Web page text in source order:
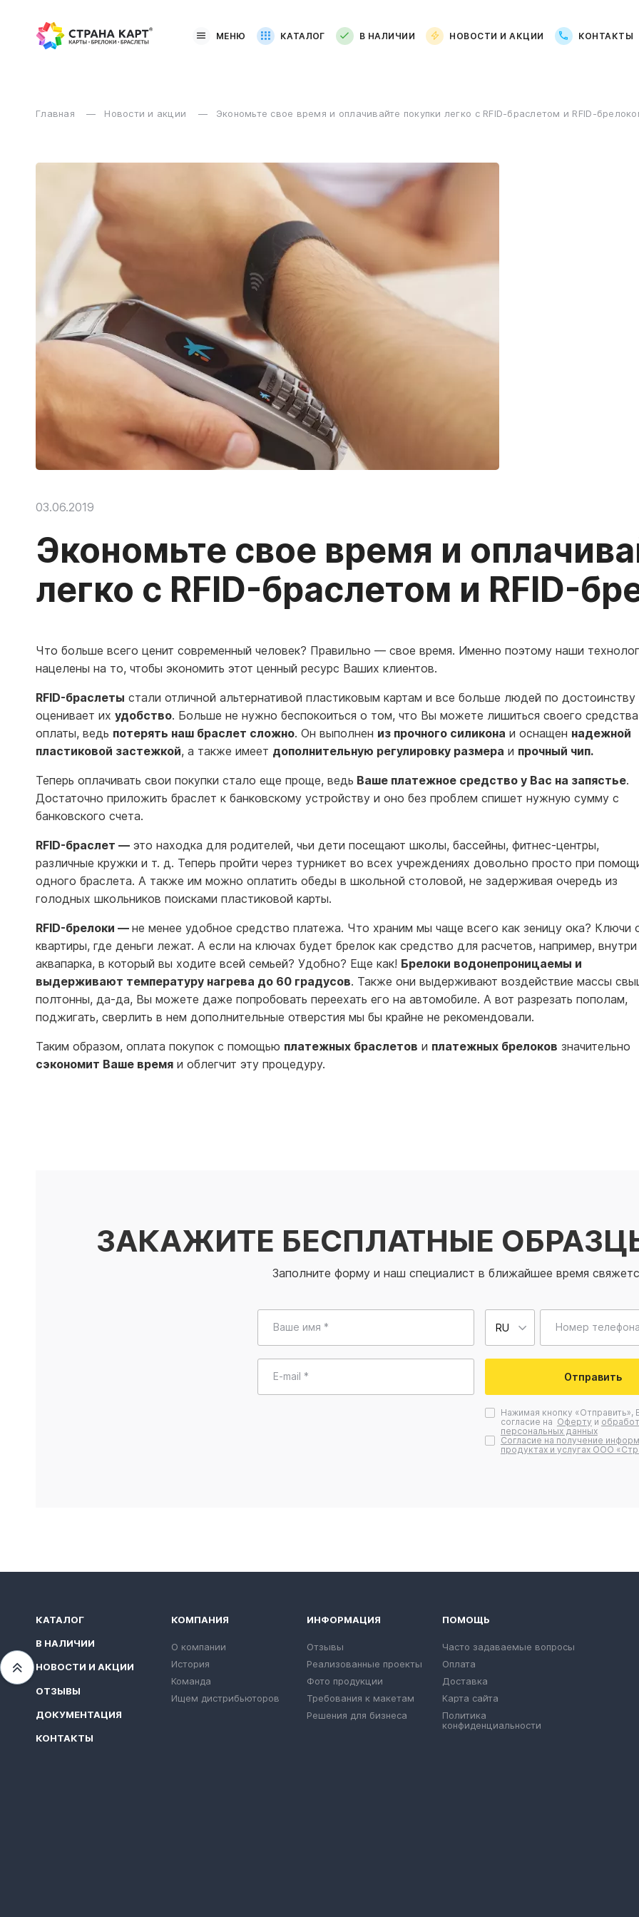
МЕНЮ КАТАЛОГ В НАЛИЧИИ НОВОСТИ И АКЦИИ КОНТАКТЫ
Главная Новости и акции Экономьте свое время и оплачивайте покупки легко с RFID-браслетом и RFID-
03.06.2019
Экономьте свое время и
легко с RFID-браслетом и RFID-
Что больше всего ценит современный человек? Правильно — свое время. Именно поэтому наши
нацелены на то, чтобы экономить этот ценный ресурс Ваших клиентов.
RFID-браслеты стали отличной альтернативой пластиковым картам и все больше людей по достоинству
оценивает их удобство. Больше не нужно беспокоиться о том, что Вы можете лишиться своего средства
оплаты, ведь потерять наш браслет сложно. Он выполнен из прочного силикона и оснащен надежной
пластиковой застежкой, а также имеет дополнительную регулировку размера и прочный чип.
Теперь оплачивать свои покупки стало еще проще, ведь Ваше платежное средство у Вас на запястье.
Достаточно приложить браслет к банковскому устройству и оно без проблем спишет нужную сумму с
банковского счета.
RFID-браслет — это находка для родителей, чьи дети посещают школы, бассейны, фитнес-центры,
различные кружки и т. д. Теперь пройти через турникет во всех учреждениях довольно просто при
одного браслета. А также им можно оплатить обеды в школьной столовой, не задерживая очередь из
голодных школьников поисками пластиковой карты.
RFID-брелоки — не менее удобное средство платежа. Что храним мы чаще всего как зеницу ока? Ключи
квартиры, где деньги лежат. А если на ключах будет брелок как средство для расчетов, например, внутри
аквапарка, в который вы ходите всей семьей? Удобно? Еще как! Брелоки водонепроницаемы и
выдерживают температуру нагрева до 60 градусов. Также они выдерживают воздействие массы
полтонны, да-да, Вы можете даже попробовать переехать его на автомобиле. А вот разрезать пополам,
поджигать, сверлить в нем дополнительные отверстия мы бы крайне не рекомендовали.
Таким образом, оплата покупок с помощью платежных браслетов и платежных брелоков значительно
сэкономит Ваше время и облегчит эту процедуру.
ЗАКАЖИТЕ БЕСПЛАТНЫЕ
Заполните форму и наш специалист в ближайшее время
Ваше имя * Номер
E-mail * Отправить
Нажимая кнопку «Отправить»,
согласие на Оферту и
персональных данных
Согласие на получение
продуктах и услугах ООО
Переместиться вверх
КАТАЛОГ
В НАЛИЧИИ
НОВОСТИ И АКЦИИ
ОТЗЫВЫ
ДОКУМЕНТАЦИЯ
КОНТАКТЫ
КОМПАНИЯ
О компании
История
Команда
Ищем дистрибьюторов
ИНФОРМАЦИЯ
Отзывы
Реализованные проекты
Фото продукции
Требования к макетам
Решения для бизнеса
ПОМОЩЬ
Часто задаваемые вопросы
Оплата
Доставка
Карта сайта
Политика
конфиденциальности